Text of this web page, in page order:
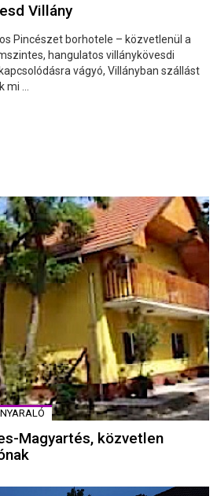
Villány
Pincészet borhotele – közvetlenül a
hangulatos villánykövesdi
vágyó, Villányban szállást
...
Magyartés, közvetlen